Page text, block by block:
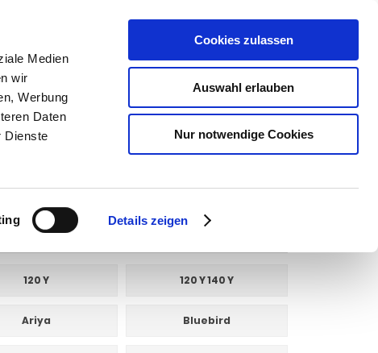
Medien
wir
Werbung
Daten
Dienste
Details zeigen
Cookies zulassen
Auswahl erlauben
Nur notwendige Cookies
SUCHEN
Warenkorb 0 Artikel
120 Y 120 Y 140 Y
Ariya Bluebird